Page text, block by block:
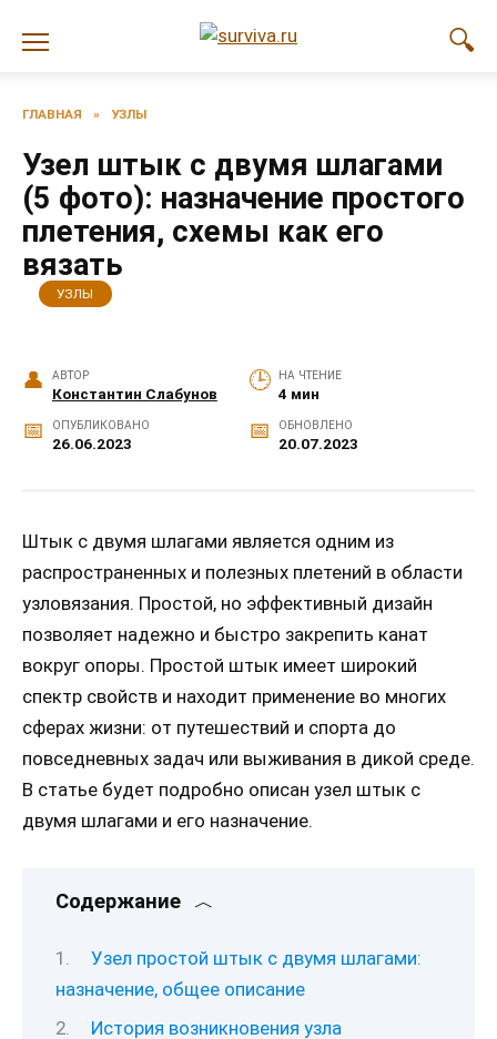
ГЛАВНАЯ » УЗЛЫ
Узел штык с двумя шлагами
(5 фото): назначение простого
плетения, схемы как его
вязать
УЗЛЫ
АВТОР
Константин Слабунов
НА ЧТЕНИЕ
4 мин
ОПУБЛИКОВАНО
26.06.2023
ОБНОВЛЕНО
20.07.2023
Штык с двумя шлагами является одним из
распространенных и полезных плетений в области
узловязания. Простой, но эффективный дизайн
позволяет надежно и быстро закрепить канат
вокруг опоры. Простой штык имеет широкий
спектр свойств и находит применение во многих
сферах жизни: от путешествий и спорта до
повседневных задач или выживания в дикой среде.
В статье будет подробно описан узел штык с
двумя шлагами и его назначение.
Содержание
Узел простой штык с двумя шлагами:
назначение, общее описание
История возникновения узла